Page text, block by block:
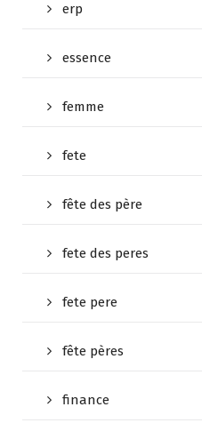
erp
essence
femme
fete
fête des père
fete des peres
fete pere
fête pères
finance